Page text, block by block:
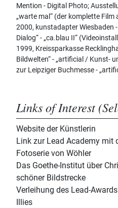
Mention - Digital Photo;
„warte mal“ (der komplette Film
2000, kunstadapter Wiesbaden
Dialog“ - „ca.blau II“
1999, Kreissparkasse
Bildwelten“ - „artificial / Kunst-
zur Leipziger Buchmesse -
Links of Interest
Website der Künstlerin
Link zur Lead Academy mit
Fotoserie von Wöhler
Das Goethe-Institut über
schöner Bildstrecke
Verleihung des Lead-
Illies